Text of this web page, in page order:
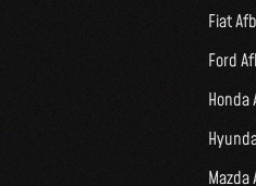
Fiat
Ford
Honda
Mazda